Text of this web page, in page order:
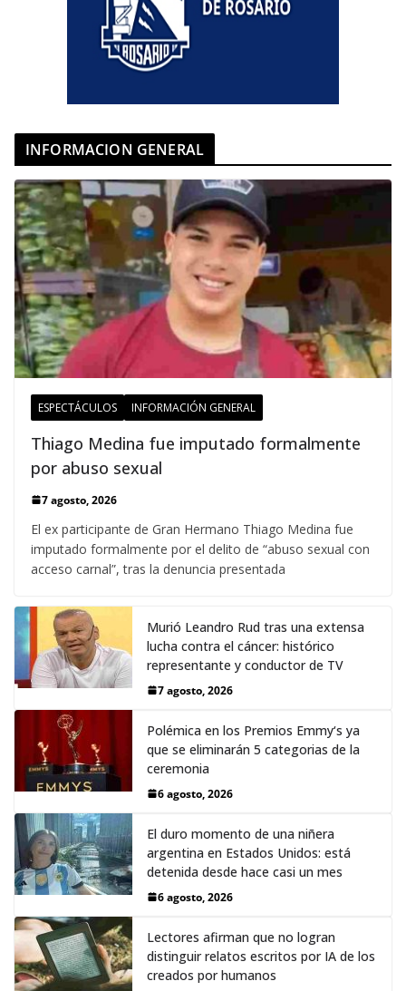
INFORMACION GENERAL
ESPECTÁCULOS INFORMACIÓN GENERAL
Thiago Medina fue imputado formalmente
por abuso sexual
7 agosto, 2026
El ex participante de Gran Hermano Thiago Medina fue
imputado formalmente por el delito de “abuso sexual con
acceso carnal”, tras la denuncia presentada
Murió Leandro Rud tras una extensa
lucha contra el cáncer: histórico
representante y conductor de TV
7 agosto, 2026
Polémica en los Premios Emmy‘s ya
que se eliminarán 5 categorias de la
ceremonia
6 agosto, 2026
El duro momento de una niñera
argentina en Estados Unidos: está
detenida desde hace casi un mes
6 agosto, 2026
Lectores afirman que no logran
distinguir relatos escritos por IA de los
creados por humanos